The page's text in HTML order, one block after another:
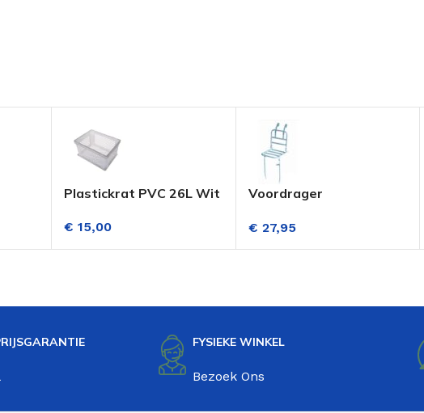
Plastickrat PVC 26L Wit
€ 15,00
Voordrager
Lichtblauw
€ 27,95
FYSIEKE WINKEL
Bezoek Ons